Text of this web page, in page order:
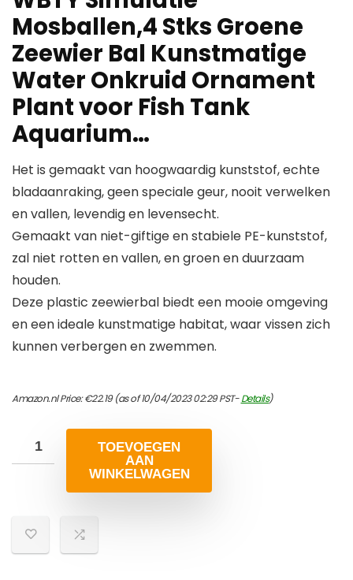
Mosballen,4 Stks Groene
Zeewier Bal Kunstmatige
Water Onkruid Ornament
Plant voor Fish Tank
Aquarium…
Het is gemaakt van hoogwaardig kunststof, echte
bladaanraking, geen speciale geur, nooit verwelken
en vallen, levendig en levensecht.
Gemaakt van niet-giftige en stabiele PE-kunststof,
zal niet rotten en vallen, en groen en duurzaam
houden.
Deze plastic zeewierbal biedt een mooie omgeving
en een ideale kunstmatige habitat, waar vissen zich
kunnen verbergen en zwemmen.
Amazon.nl Price:€22.19(as of 10/04/2023 02:29 PST-Details)
TOEVOEGEN
AAN
WINKELWAGEN